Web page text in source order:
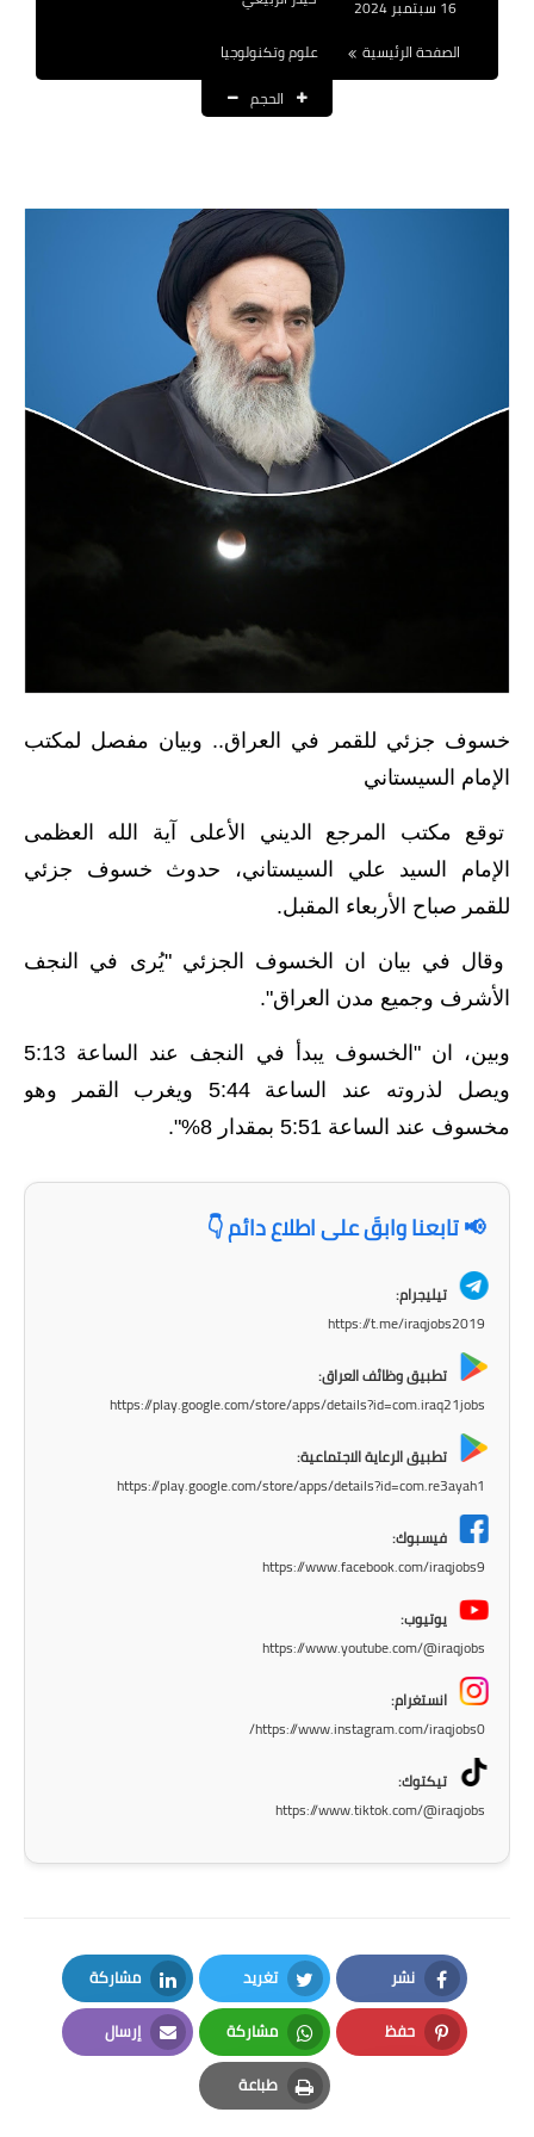
العقود والاجور اليومية
القروض والسلف
المنح المالية
قطع الاراضي
اخبار العراق
الاخبار السياسية
الاخبار الامنية
الاخبار الاقتصادية
الاخبار الرياضية
المدارس
اخبار وقرارات وزارة التربية
المرحلة الابتدائية
المرحلة الاعدادية
المرحلة الابتدائية
المرحلة المتوسطة
المرحلة الاعدادية
مرشحات
المرحلة الاعدادية
المرحلة الابتدائية
المرحلة المتوسطة
المرحلة الاعدادية
مواضيع انشاء
16 سبتمبر 2024
الصفحة الرئيسية
علوم وتكنولوجيا
الحجم
خسوف جزئي للقمر في العراق.. وبيان مفصل لمكتب
الإمام السيستاني
توقع مكتب المرجع الديني الأعلى آية الله العظمى
الإمام السيد علي السيستاني، حدوث خسوف جزئي
للقمر صباح الأربعاء المقبل.
وقال في بيان ان الخسوف الجزئي "يُرى في النجف
الأشرف وجميع مدن العراق".
وبين، ان "الخسوف يبدأ في النجف عند الساعة 5:13
ويصل لذروته عند الساعة 5:44 ويغرب القمر وهو
مخسوف عند الساعة 5:51 بمقدار 8%".
📢 تابعنا وابقَ على اطلاع دائم 👇
تيليجرام:
https://t.me/iraqjobs2019
تطبيق وظائف العراق:
https://play.google.com/store/apps/details?id=com.iraq21jobs
تطبيق الرعاية الاجتماعية:
https://play.google.com/store/apps/details?id=com.re3ayah1
فيسبوك:
https://www.facebook.com/iraqjobs9
يوتيوب:
https://www.youtube.com/@iraqjobs
انستغرام:
https://www.instagram.com/iraqjobs0/
تيكتوك:
https://www.tiktok.com/@iraqjobs
نشر
Facebook
تغريد
Twitter
مشاركة
LinkedIn
حفظ
Pinterest
مشاركة
Whatsapp
إرسال
Email
طباعة
Print